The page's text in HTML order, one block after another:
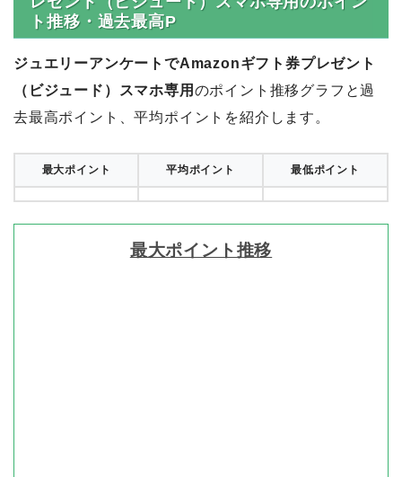
ト推移・過去最高P
ジュエリーアンケートでAmazonギフト券プレゼント
（ビジュード）スマホ専用 のポイント推移グラフと過
去最高ポイント、平均ポイントを紹介します。
最大ポイント 平均ポイント 最低ポイント
最大ポイント推移